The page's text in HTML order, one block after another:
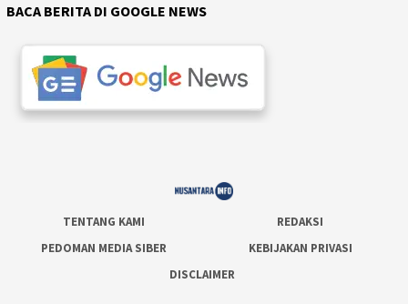
BACA BERITA DI GOOGLE NEWS
TENTANG KAMI
REDAKSI
PEDOMAN MEDIA SIBER
KEBIJAKAN PRIVASI
DISCLAIMER